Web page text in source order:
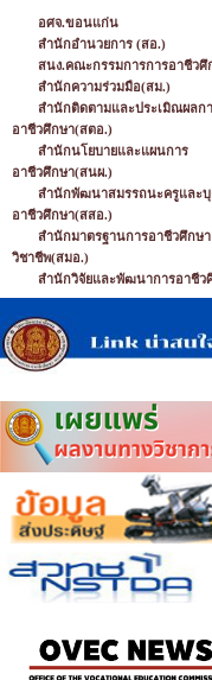
อศจ.ขอนแก่น
สำนักอำนวยการ (สอ.)
สนง.คณะกรรมการการอาชีวศึ
สำนักความร่วมมือ(สม.)
สำนักติดตามและประเมิณผลก
อาชีวศึกษา(สตอ.)
สำนักนโยบายและแผนการ
อาชีวศึกษา(สนผ.)
สำนักพัฒนาสมรรถนะครูและบุ
อาชีวศึกษา(สสอ.)
สำนักมาตรฐานการอาชีวศึกษ
วิชาชีพ(สมอ.)
สำนักวิจัยและพัฒนาการอาชีว